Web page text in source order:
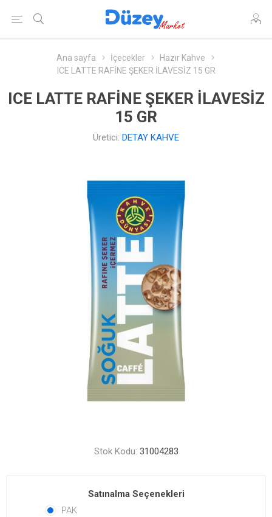
Ana sayfa İçecekler
Hazır Kahve
ICE LATTE RAFİNE ŞEKER İLAVESİZ 15 GR
ICE LATTE RAFİNE ŞEKER İLAVESİZ
15 GR
Üretici: DETAY KAHVE
Stok Kodu: 31004283
Satınalma Seçenekleri
PAK